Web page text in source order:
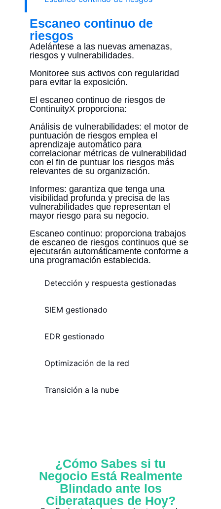
Detección y respuesta gestionadas
SIEM gestionado
EDR gestionado
Optimización de la red
Transición a la nube
Escaneo continuo de
riesgos
Adelántese a las nuevas amenazas,
riesgos y vulnerabilidades.
Monitoree sus activos con regularidad
para evitar la exposición.
El escaneo continuo de riesgos de
ContinuityX proporciona:
Análisis de vulnerabilidades: el motor de
puntuación de riesgos emplea el
aprendizaje automático para
correlacionar métricas de vulnerabilidad
con el fin de puntuar los riesgos más
relevantes de su organización.
Informes: garantiza que tenga una
visibilidad profunda y precisa de las
vulnerabilidades que representan el
mayor riesgo para su negocio.
Escaneo continuo: proporciona trabajos
de escaneo de riesgos continuos que se
ejecutarán automáticamente conforme a
una programación establecida.
¿Cómo Sabes si tu
Negocio Está Realmente
Blindado ante los
Ciberataques de Hoy?